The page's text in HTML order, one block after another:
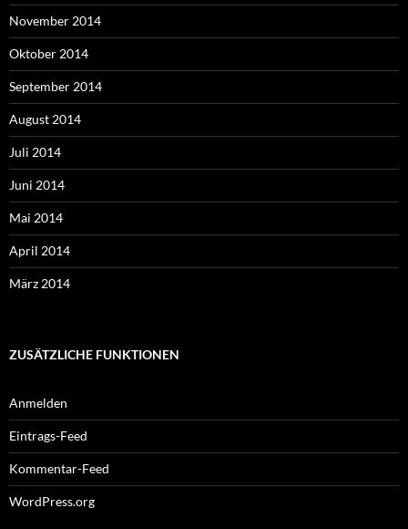
November 2014
Oktober 2014
September 2014
August 2014
Juli 2014
Juni 2014
Mai 2014
April 2014
März 2014
ZUSÄTZLICHE FUNKTIONEN
Anmelden
Eintrags-Feed
Kommentar-Feed
WordPress.org